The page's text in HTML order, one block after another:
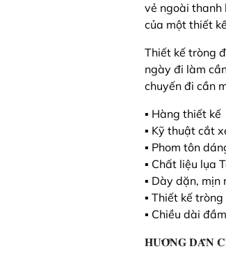
vẻ ngoài thanh
của một thiết
Thiết kế tròng
ngày đi làm
chuyến đi cần
▪️ Hàng thiết kế
▪️ Kỹ thuật cắt
▪️ Phom tôn
▪️ Chất liệu lụa
▪️ Dày dặn,
▪️ Thiết kế
▪️ Chiều dài
𝐇𝐔̛𝐎̛́𝐍𝐆 𝐃𝐀̂̃𝐍